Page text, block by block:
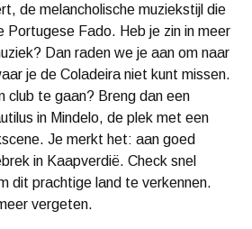
de melancholische muziekstijl die
Portugese Fado. Heb je zin in meer
Dan raden we je aan om naar
je de Coladeira niet kunt missen.
club te gaan? Breng dan een
in Mindelo, de plek met een
Je merkt het: aan goed
in Kaapverdië. Check snel
dit prachtige land te verkennen.
vergeten.